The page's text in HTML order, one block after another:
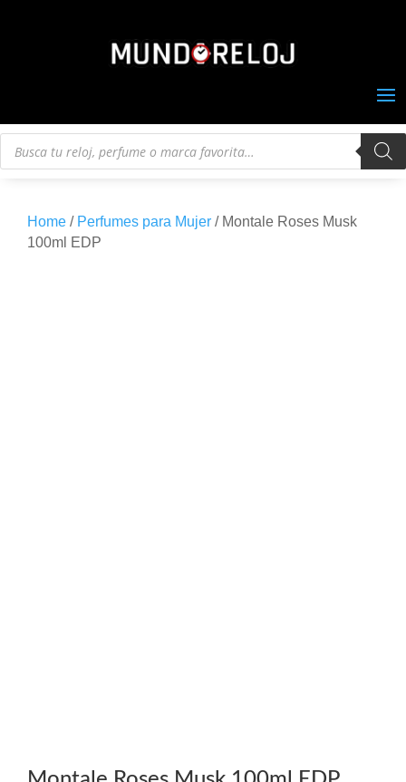
Búsqueda
Home / Perfumes para Mujer / Montale Roses Musk
100ml EDP